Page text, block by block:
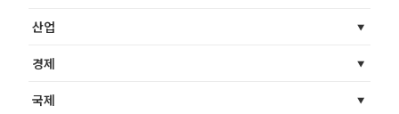
산업
경제
국제